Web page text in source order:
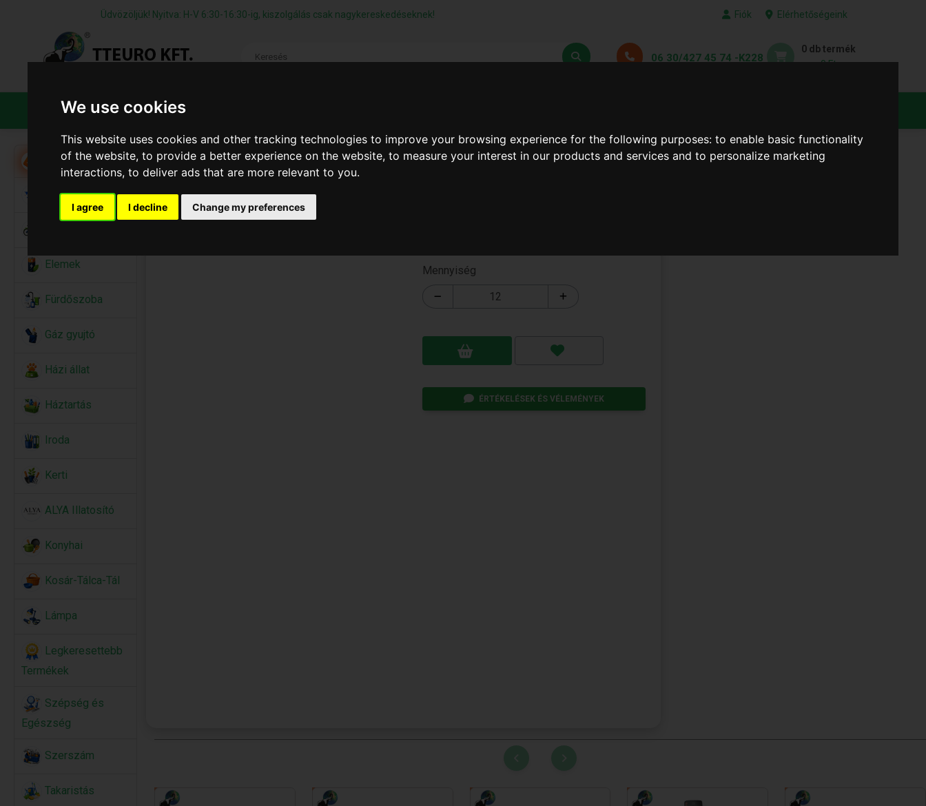
We use cookies
This website uses cookies and other tracking technologies to improve your browsing experience for the following purposes:to enable basic functionality
of the website,to provide a better experience on the website,to measure your interest in our products and services and to personalize marketing
interactions,to deliver ads that are more relevant to you.
I agree I decline Change my preferences
Üdvözöljük! Nyitva: H-V 6:30-16:30-ig, kiszolgálás csak nagykereskedéseknek! Fiók Elérhetőségeink
06 30/427 45 74 -K228
0 db termék
0 Ft
TERMÉKEK
Akció
Alkalmi Kellékek
Elemek
Fürdőszoba
Gáz gyujtó
Házi állat
Háztartás
Iroda
Kerti
ALYA Illatosító
Konyhai
Kosár-Tálca-Tál
Lámpa
Legkeresettebb
Termékek
Szépség és
Egészség
Szerszám
Takaristás
Mennyiség
ÉRTÉKELÉSEK ÉS VÉLEMÉNYEK